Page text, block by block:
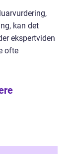
kan det
ekspertviden
ofte